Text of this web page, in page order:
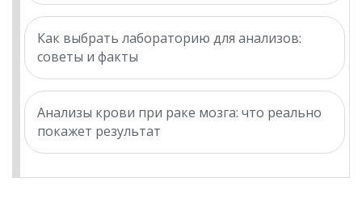
Как выбрать лабораторию для анализов:
советы и факты
Анализы крови при раке мозга: что реально
покажет результат